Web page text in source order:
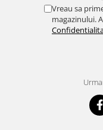
Vreau sa
magazinului.